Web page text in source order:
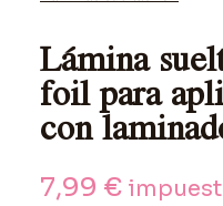
Lámina
foil para
con
7,99 €